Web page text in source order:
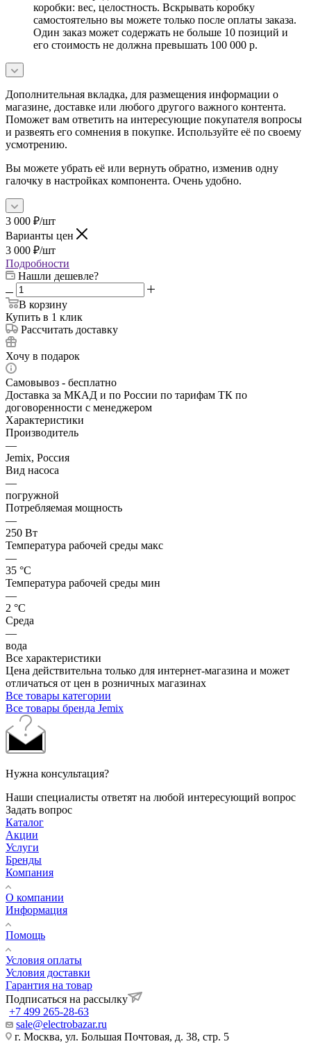
коробки: вес, целостность. Вскрывать коробку
самостоятельно вы можете только после оплаты заказа.
Один заказ может содержать не больше 10 позиций и
его стоимость не должна превышать 100 000 р.
Дополнительная вкладка, для размещения информации о
магазине, доставке или любого другого важного контента.
Поможет вам ответить на интересующие покупателя вопросы
и развеять его сомнения в покупке. Используйте её по своему
усмотрению.
Вы можете убрать её или вернуть обратно, изменив одну
галочку в настройках компонента. Очень удобно.
3 000 ₽/шт
Варианты цен
3 000 ₽/шт
Подробности
Нашли дешевле?
В корзину
Купить в 1 клик
Рассчитать доставку
Хочу в подарок
Самовывоз - бесплатно
Доставка за МКАД и по России по тарифам ТК по
договоренности с менеджером
Характеристики
Производитель
—
Jemix, Россия
Вид насоса
—
погружной
Потребляемая мощность
—
250 Вт
Температура рабочей среды макс
—
35 °С
Температура рабочей среды мин
—
2 °С
Среда
—
вода
Все характеристики
Цена действительна только для интернет-магазина и может
отличаться от цен в розничных магазинах
Все товары категории
Все товары бренда Jemix
Нужна консультация?
Наши специалисты ответят на любой интересующий вопрос
Задать вопрос
Каталог
Акции
Услуги
Бренды
Компания
О компании
Информация
Помощь
Условия оплаты
Условия доставки
Гарантия на товар
Подписаться на рассылку
+7 499 265-28-63
sale@electrobazar.ru
г. Москва, ул. Большая Почтовая, д. 38, стр. 5